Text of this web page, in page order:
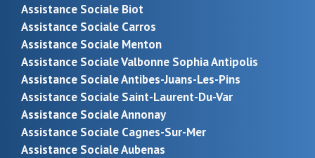
Assistance Sociale Biot
Assistance Sociale Carros
Assistance Sociale Menton
Assistance Sociale Valbonne Sophia Antipolis
Assistance Sociale Antibes-Juans-Les-Pins
Assistance Sociale Saint-Laurent-Du-Var
Assistance Sociale Annonay
Assistance Sociale Cagnes-Sur-Mer
Assistance Sociale Aubenas